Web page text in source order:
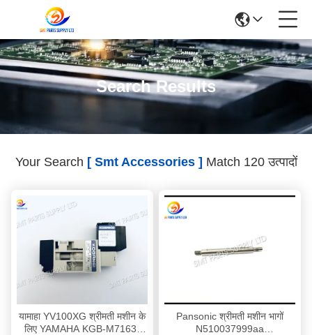
Search Results
Your Search [ Smt Accessories ] Match 120 उत्पादों
यामाहा YV100XG श्रीमती मशीन के
लिए YAMAHA KGB-M7163-
Pansonic श्रीमती मशीन भागों
N510037999aa